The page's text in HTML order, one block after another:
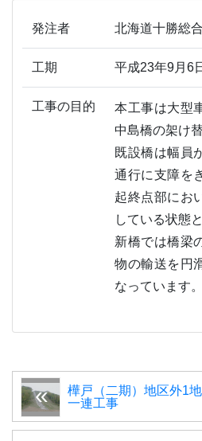
発注者 北海道十勝総
工期 平成23年9月6
工事の目的
本工事は大型
中島橋の架け
既設橋は幅員
通行に支障を
起終点部にお
している状態
新橋では橋梁
物の輸送を円
なっています
樺戸（二期）地区外1
一連工事